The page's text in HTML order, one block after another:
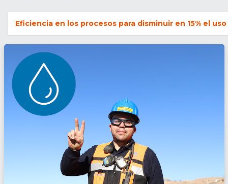
Eficiencia en los procesos para disminuir en 15% el